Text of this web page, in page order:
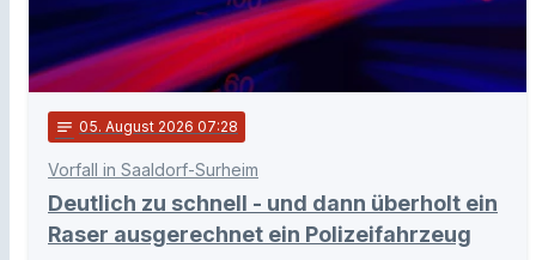
notes 05. August 2026 07:28
Vorfall in Saaldorf-Surheim
Deutlich zu schnell - und dann überholt ein
Raser ausgerechnet ein Polizeifahrzeug